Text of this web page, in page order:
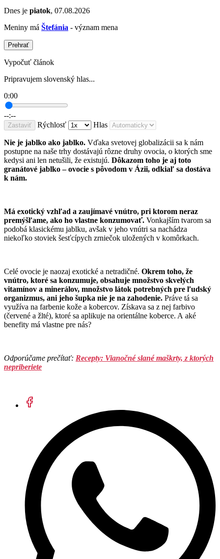
Dnes je piatok, 07.08.2026
Meniny má Štefánia - význam mena
Prehrať
Vypočuť článok
Pripravujem slovenský hlas...
0:00
--:--
Zastaviť Rýchlosť Hlas
Nie je jablko ako jablko. Vďaka svetovej globalizácii sa k nám
postupne na naše trhy dostávajú rôzne druhy ovocia, o ktorých sme
kedysi ani len netušili, že existujú. Dôkazom toho je aj toto
granátové jablko – ovocie s pôvodom v Ázii, odkiaľ sa dostáva
k nám.
Má exotický vzhľad a zaujímavé vnútro, pri ktorom neraz
premýšľame, ako ho vlastne konzumovať. Vonkajším tvarom sa
podobá klasickému jablku, avšak v jeho vnútri sa nachádza
niekoľko stoviek šesťcípych zrniečok uložených v komôrkach.
Celé ovocie je naozaj exotické a netradičné. Okrem toho, že
vnútro, ktoré sa konzumuje, obsahuje množstvo skvelých
vitamínov a minerálov, množstvo látok potrebných pre ľudský
organizmus, ani jeho šupka nie je na zahodenie. Práve tá sa
využíva na farbenie kože a kobercov. Získava sa z nej farbivo
(červené a žlté), ktoré sa aplikuje na orientálne koberce. A aké
benefity má vlastne pre nás?
Odporúčame prečítať: Recepty: Vianočné slané maškrty, z ktorých
nepriberiete